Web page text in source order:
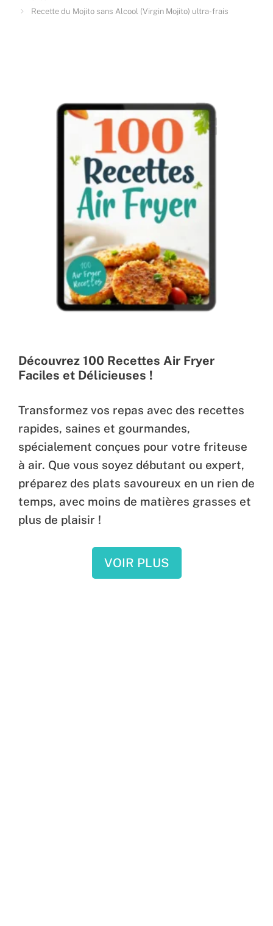
Recette du Mojito sans Alcool (Virgin Mojito) ultra-frais
Découvrez 100 Recettes Air Fryer
Faciles et Délicieuses !
Transformez vos repas avec des recettes
rapides, saines et gourmandes,
spécialement conçues pour votre friteuse
à air. Que vous soyez débutant ou expert,
préparez des plats savoureux en un rien de
temps, avec moins de matières grasses et
plus de plaisir !
VOIR PLUS